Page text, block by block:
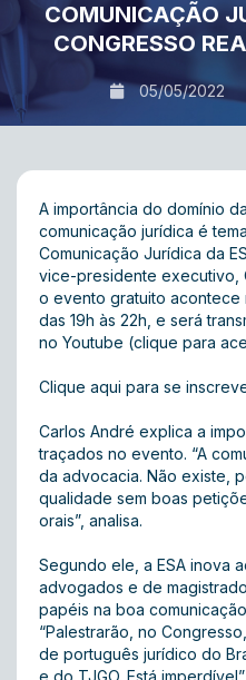
COMUNICAÇÃO
CONGRESSO
05/05/2022
A importância do domínio
comunicação jurídica é
Comunicação Jurídica da
vice-presidente executivo,
o evento gratuito acontece
das 19h às 22h, e será
no Youtube (clique para
Clique aqui para se
Carlos André explica a
traçados no evento. “A
da advocacia. Não existe,
qualidade sem boas
orais”, analisa.
Segundo ele, a ESA inova
advogados e de
papéis na boa
“Palestrarão, no
de português jurídico do
e do TJGO. Está